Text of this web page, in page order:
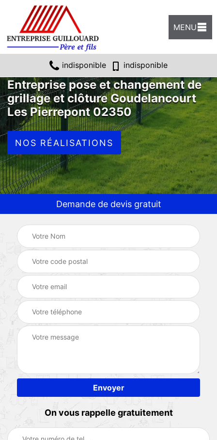
MENU
indisponible indisponible
Entreprise pose et changement de
grillage et clôture Goudelancourt
Les Pierrepont 02350
NOS RÉALISATIONS
Demande de devis gratuit
On vous rappelle gratuitement